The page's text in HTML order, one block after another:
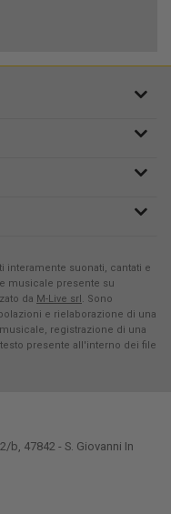
interamente suonati, cantati e
musicale presente su
da M-Live srl. Sono
e rielaborazione di una
registrazione di una
presente all'interno dei file
b, 47842 - S. Giovanni In